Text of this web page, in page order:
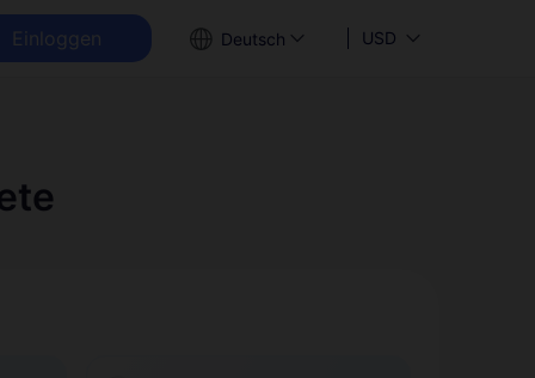
Einloggen Deutsch USD